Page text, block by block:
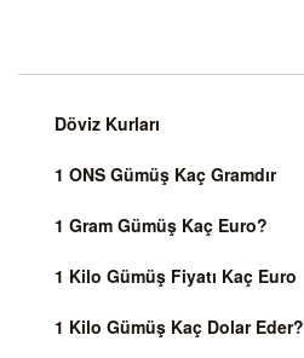
Döviz Kurları
1 ONS Gümüş Kaç Gramdır
1 Gram Gümüş Kaç Euro?
1 Kilo Gümüş Fiyatı Kaç Euro
1 Kilo Gümüş Kaç Dolar Eder?